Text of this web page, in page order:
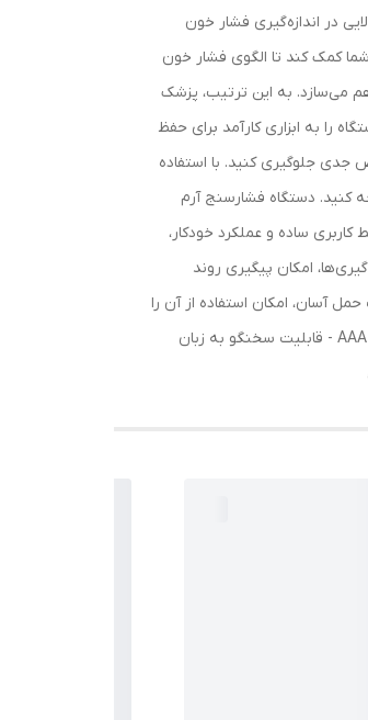
در اندازه‌گیری فشار خون
کمک کند تا الگوی فشار خون
به پزشک را فراهم می‌سازد. به این ترتیب، پزشک
را به ابزاری کارآمد برای حفظ
جلوگیری کنید. با استفاده
کنید. دستگاه فشارسنج آرم
ساده و عملکرد خودکار،
امکان پیگیری روند
آسان، امکان استفاده از آن را
در هر زمان و مکانی فراهم می‌کند. ویژگی های فشارسنج بازویی Arm style : - اندازه گیری خودکار فشار خون و ضربان قلب - منبع تغذیه: کابل – 4 باتری AAA - قابلیت سخنگو به زبان